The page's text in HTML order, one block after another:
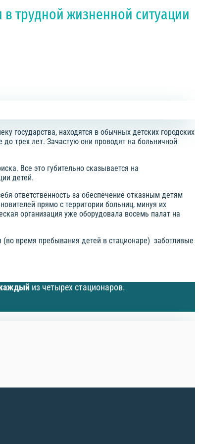
трудной жизненной ситуации
государства, находятся в обычных детских городских
трех лет. Зачастую они проводят на больничной
Все это губительно сказывается на
детей.
ответственность за обеспечение отказным детям
прямо с территории больниц, минуя их
организация уже оборудовала восемь палат на
время пребывания детей в стационаре) заботливые
из четырех стационаров.